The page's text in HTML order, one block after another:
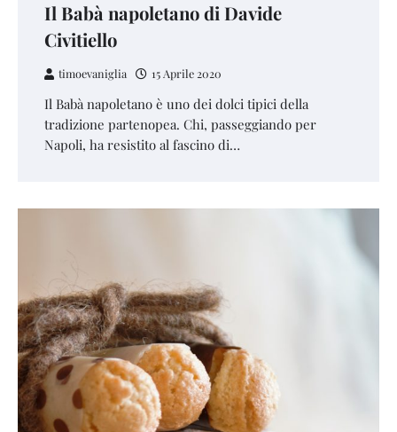
Il Babà napoletano di Davide
Civitiello
timoevaniglia 15 Aprile 2020
Il Babà napoletano è uno dei dolci tipici della
tradizione partenopea. Chi, passeggiando per
Napoli, ha resistito al fascino di…